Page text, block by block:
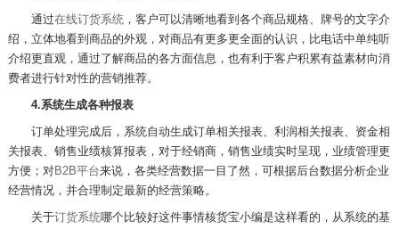
通过在线订货系统，客户可以清晰地看到各个商品规格、牌号的文字介
绍，立体地看到商品的外观，对商品有更多更全面的认识，比电话中单纯听
介绍更直观，通过了解商品的各方面信息，也有利于客户积累有益素材向消
费者进行针对性的营销推荐。
4.系统生成各种报表
订单处理完成后，系统自动生成订单相关报表、利润相关报表、资金相
关报表、销售业绩核算报表，对于经销商，销售业绩实时呈现，业绩管理更
方便；对B2B平台来说，各类经营数据一目了然，可根据后台数据分析企业
经营情况，并合理制定最新的经营策略。
关于订货系统哪个比较好这件事情核货宝小编是这样看的，从系统的基